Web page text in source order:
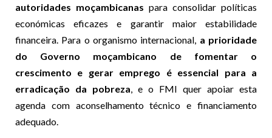
autoridades moçambicanas para consolidar políticas
económicas eficazes e garantir maior estabilidade
financeira. Para o organismo internacional, a prioridade
do Governo moçambicano de fomentar o
crescimento e gerar emprego é essencial para a
erradicação da pobreza, e o FMI quer apoiar esta
agenda com aconselhamento técnico e financiamento
adequado.